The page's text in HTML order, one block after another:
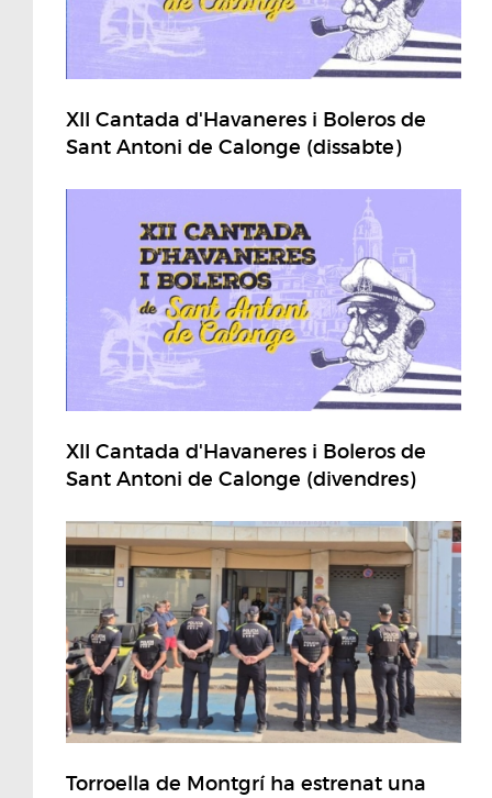
XII Cantada d'Havaneres i Boleros de
Sant Antoni de Calonge (dissabte)
XII Cantada d'Havaneres i Boleros de
Sant Antoni de Calonge (divendres)
Torroella de Montgrí ha estrenat una